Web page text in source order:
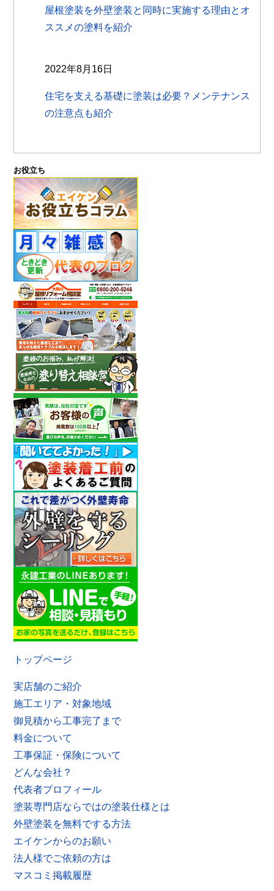
屋根塗装を外壁塗装と同時に実施する理由とオ
ススメの塗料を紹介
2022年8月16日
住宅を支える基礎に塗装は必要？メンテナンス
の注意点も紹介
お役立ち
トップページ
実店舗のご紹介
施工エリア・対象地域
御見積から工事完了まで
料金について
工事保証・保険について
どんな会社？
代表者プロフィール
塗装専門店ならではの塗装仕様とは
外壁塗装を無料でする方法
エイケンからのお願い
法人様でご依頼の方は
マスコミ掲載履歴